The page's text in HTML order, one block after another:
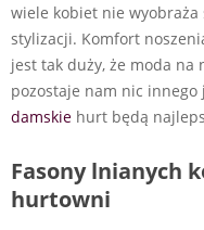
wiele kobiet nie
stylizacji. Komfort
jest tak duży, że moda na
pozostaje nam nic innego
damskie hurt będą
Fasony lnianych
hurtowni